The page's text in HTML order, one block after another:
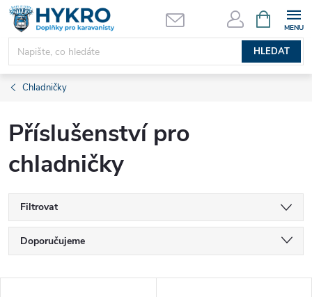
Přejít
obsah
HLEDAT
NÁKUPNÍ
KOŠÍK
Chladničky
Příslušenství pro
chladničky
Filtrovat
Ř
a
Doporučujeme